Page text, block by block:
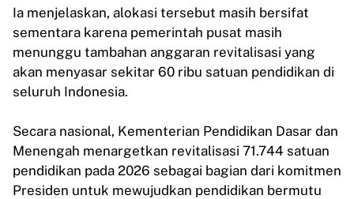
Ia menjelaskan, alokasi tersebut masih bersifat
sementara karena pemerintah pusat masih
menunggu tambahan anggaran revitalisasi yang
akan menyasar sekitar 60 ribu satuan pendidikan di
seluruh Indonesia.
Secara nasional, Kementerian Pendidikan Dasar dan
Menengah menargetkan revitalisasi 71.744 satuan
pendidikan pada 2026 sebagai bagian dari komitmen
Presiden untuk mewujudkan pendidikan bermutu